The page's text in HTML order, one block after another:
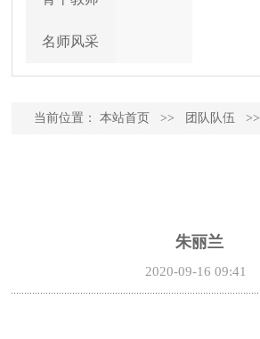
名师风采
当前位置： 本站首页 >> 团队队伍 >>
朱丽兰
2020-09-16 09:41